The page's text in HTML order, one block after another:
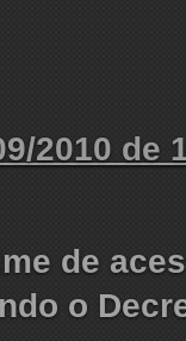
2010 de
de
o